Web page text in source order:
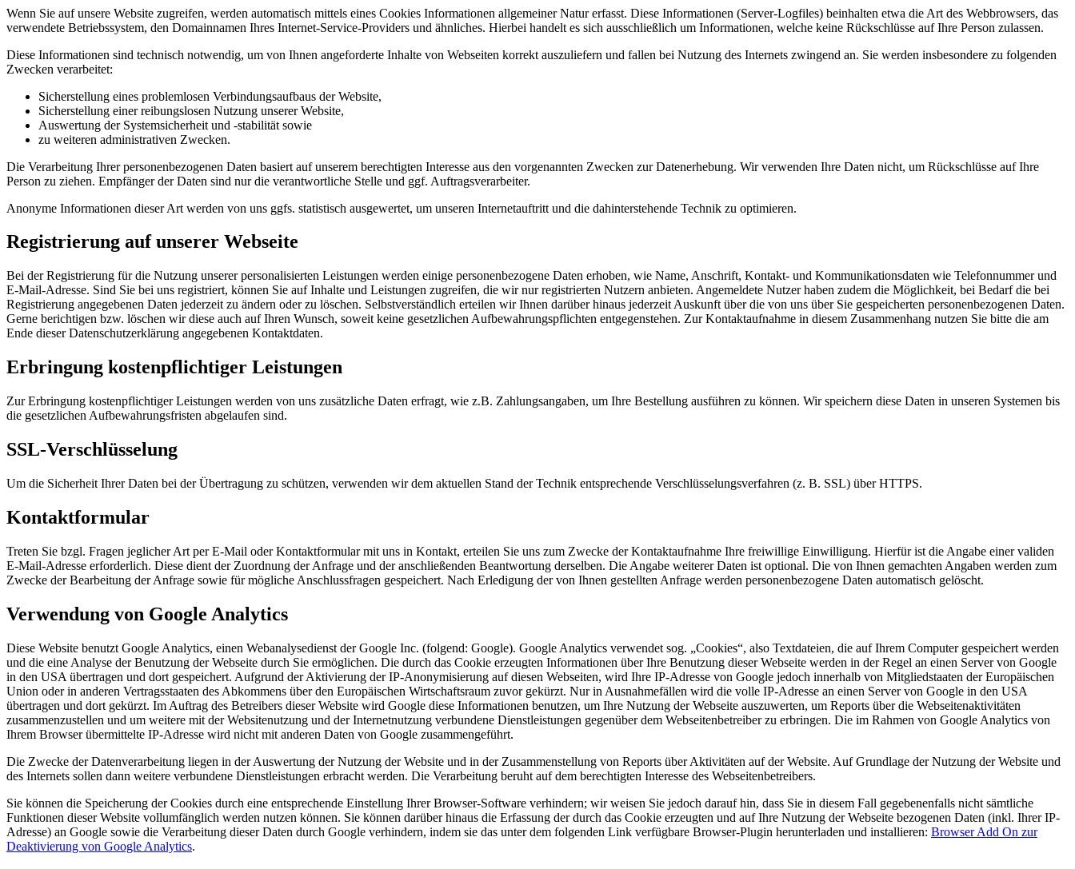
Wenn Sie auf unsere Website zugreifen, werden automatisch mittels eines Cookies Informationen allgemeiner Natur erfasst. Diese Informationen (Server-Logfiles) beinhalten etwa die Art des Webbrowsers, das
verwendete Betriebssystem, den Domainnamen Ihres Internet-Service-Providers und ähnliches. Hierbei handelt es sich ausschließlich um Informationen, welche keine Rückschlüsse auf Ihre Person zulassen.
Diese Informationen sind technisch notwendig, um von Ihnen angeforderte Inhalte von Webseiten korrekt auszuliefern und fallen bei Nutzung des Internets zwingend an. Sie werden insbesondere zu folgenden
Zwecken verarbeitet:
Sicherstellung eines problemlosen Verbindungsaufbaus der Website,
Sicherstellung einer reibungslosen Nutzung unserer Website,
Auswertung der Systemsicherheit und -stabilität sowie
zu weiteren administrativen Zwecken.
Die Verarbeitung Ihrer personenbezogenen Daten basiert auf unserem berechtigten Interesse aus den vorgenannten Zwecken zur Datenerhebung. Wir verwenden Ihre Daten nicht, um Rückschlüsse auf Ihre
Person zu ziehen. Empfänger der Daten sind nur die verantwortliche Stelle und ggf. Auftragsverarbeiter.
Anonyme Informationen dieser Art werden von uns ggfs. statistisch ausgewertet, um unseren Internetauftritt und die dahinterstehende Technik zu optimieren.
Registrierung auf unserer Webseite
Bei der Registrierung für die Nutzung unserer personalisierten Leistungen werden einige personenbezogene Daten erhoben, wie Name, Anschrift, Kontakt- und Kommunikationsdaten wie Telefonnummer und
E-Mail-Adresse. Sind Sie bei uns registriert, können Sie auf Inhalte und Leistungen zugreifen, die wir nur registrierten Nutzern anbieten. Angemeldete Nutzer haben zudem die Möglichkeit, bei Bedarf die bei
Registrierung angegebenen Daten jederzeit zu ändern oder zu löschen. Selbstverständlich erteilen wir Ihnen darüber hinaus jederzeit Auskunft über die von uns über Sie gespeicherten personenbezogenen Daten.
Gerne berichtigen bzw. löschen wir diese auch auf Ihren Wunsch, soweit keine gesetzlichen Aufbewahrungspflichten entgegenstehen. Zur Kontaktaufnahme in diesem Zusammenhang nutzen Sie bitte die am
Ende dieser Datenschutzerklärung angegebenen Kontaktdaten.
Erbringung kostenpflichtiger Leistungen
Zur Erbringung kostenpflichtiger Leistungen werden von uns zusätzliche Daten erfragt, wie z.B. Zahlungsangaben, um Ihre Bestellung ausführen zu können. Wir speichern diese Daten in unseren Systemen bis
die gesetzlichen Aufbewahrungsfristen abgelaufen sind.
SSL-Verschlüsselung
Um die Sicherheit Ihrer Daten bei der Übertragung zu schützen, verwenden wir dem aktuellen Stand der Technik entsprechende Verschlüsselungsverfahren (z. B. SSL) über HTTPS.
Kontaktformular
Treten Sie bzgl. Fragen jeglicher Art per E-Mail oder Kontaktformular mit uns in Kontakt, erteilen Sie uns zum Zwecke der Kontaktaufnahme Ihre freiwillige Einwilligung. Hierfür ist die Angabe einer validen
E-Mail-Adresse erforderlich. Diese dient der Zuordnung der Anfrage und der anschließenden Beantwortung derselben. Die Angabe weiterer Daten ist optional. Die von Ihnen gemachten Angaben werden zum
Zwecke der Bearbeitung der Anfrage sowie für mögliche Anschlussfragen gespeichert. Nach Erledigung der von Ihnen gestellten Anfrage werden personenbezogene Daten automatisch gelöscht.
Verwendung von Google Analytics
Diese Website benutzt Google Analytics, einen Webanalysedienst der Google Inc. (folgend: Google). Google Analytics verwendet sog. „Cookies“, also Textdateien, die auf Ihrem Computer gespeichert werden
und die eine Analyse der Benutzung der Webseite durch Sie ermöglichen. Die durch das Cookie erzeugten Informationen über Ihre Benutzung dieser Webseite werden in der Regel an einen Server von Google
in den USA übertragen und dort gespeichert. Aufgrund der Aktivierung der IP-Anonymisierung auf diesen Webseiten, wird Ihre IP-Adresse von Google jedoch innerhalb von Mitgliedstaaten der Europäischen
Union oder in anderen Vertragsstaaten des Abkommens über den Europäischen Wirtschaftsraum zuvor gekürzt. Nur in Ausnahmefällen wird die volle IP-Adresse an einen Server von Google in den USA
übertragen und dort gekürzt. Im Auftrag des Betreibers dieser Website wird Google diese Informationen benutzen, um Ihre Nutzung der Webseite auszuwerten, um Reports über die Webseitenaktivitäten
zusammenzustellen und um weitere mit der Websitenutzung und der Internetnutzung verbundene Dienstleistungen gegenüber dem Webseitenbetreiber zu erbringen. Die im Rahmen von Google Analytics von
Ihrem Browser übermittelte IP-Adresse wird nicht mit anderen Daten von Google zusammengeführt.
Die Zwecke der Datenverarbeitung liegen in der Auswertung der Nutzung der Website und in der Zusammenstellung von Reports über Aktivitäten auf der Website. Auf Grundlage der Nutzung der Website und
des Internets sollen dann weitere verbundene Dienstleistungen erbracht werden. Die Verarbeitung beruht auf dem berechtigten Interesse des Webseitenbetreibers.
Sie können die Speicherung der Cookies durch eine entsprechende Einstellung Ihrer Browser-Software verhindern; wir weisen Sie jedoch darauf hin, dass Sie in diesem Fall gegebenenfalls nicht sämtliche
Funktionen dieser Website vollumfänglich werden nutzen können. Sie können darüber hinaus die Erfassung der durch das Cookie erzeugten und auf Ihre Nutzung der Webseite bezogenen Daten (inkl. Ihrer IP-
Adresse) an Google sowie die Verarbeitung dieser Daten durch Google verhindern, indem sie das unter dem folgenden Link verfügbare Browser-Plugin herunterladen und installieren: Browser Add On zur
Deaktivierung von Google Analytics.